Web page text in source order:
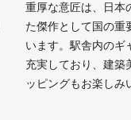
重厚な意匠は、日本
た傑作として国の重
います。駅舎内のギ
充実しており、建築
ッピングもお楽しみ